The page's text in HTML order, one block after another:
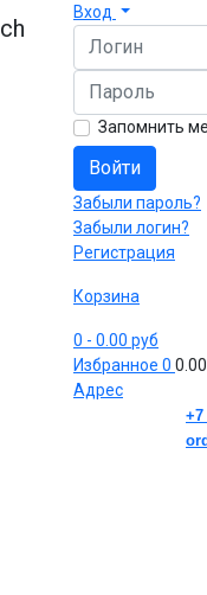
Вход
Логин
Пароль
Запомнить
Войти
Забыли пароль?
Забыли логин?
Регистрация
Корзина
0 - 0.00 руб
Избранное 0
Адрес
+7